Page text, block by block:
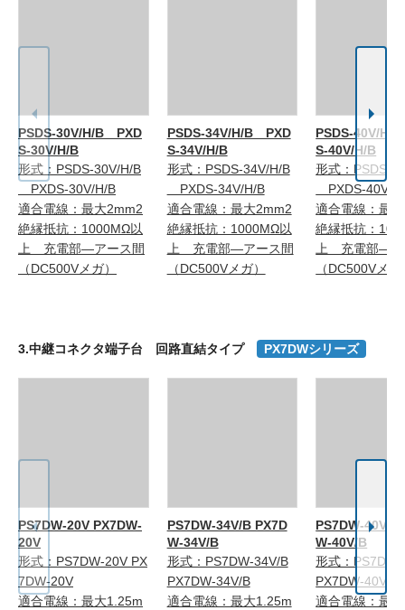
PSDS-30V/H/B PXD
S-30V/H/B
形式：PSDS-30V/H/B
PXDS-30V/H/B
適合電線：最大2mm2
絶縁抵抗：1000MΩ以
上 充電部―アース間
（DC500Vメガ）
PSDS-34V/H/B PXD
S-34V/H/B
形式：PSDS-34V/H/B
PXDS-34V/H/B
適合電線：最大2mm2
絶縁抵抗：1000MΩ以
上 充電部―アース間
（DC500Vメガ）
PSDS-40V/H/
S-40V/H/B
形式：PSDS-
PXDS-40V/
適合電線：最
絶縁抵抗：
上 充電部―ア
（DC500Vメガ
3.中継コネクタ端子台 回路直結タイプ PX7DWシリーズ
PS7DW-20V PX7DW-
20V
形式：PS7DW-20V PX
7DW-20V
適合電線：最大1.25m
PS7DW-34V/B PX7D
W-34V/B
形式：PS7DW-34V/B
PX7DW-34V/B
適合電線：最大1.25m
PS7DW-40V/B
W-40V/B
形式：
PX7DW-40V/B
適合電線：最